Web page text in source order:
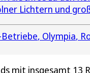
Lichtern und
Betriebe Olympia
mit insgesamt 13